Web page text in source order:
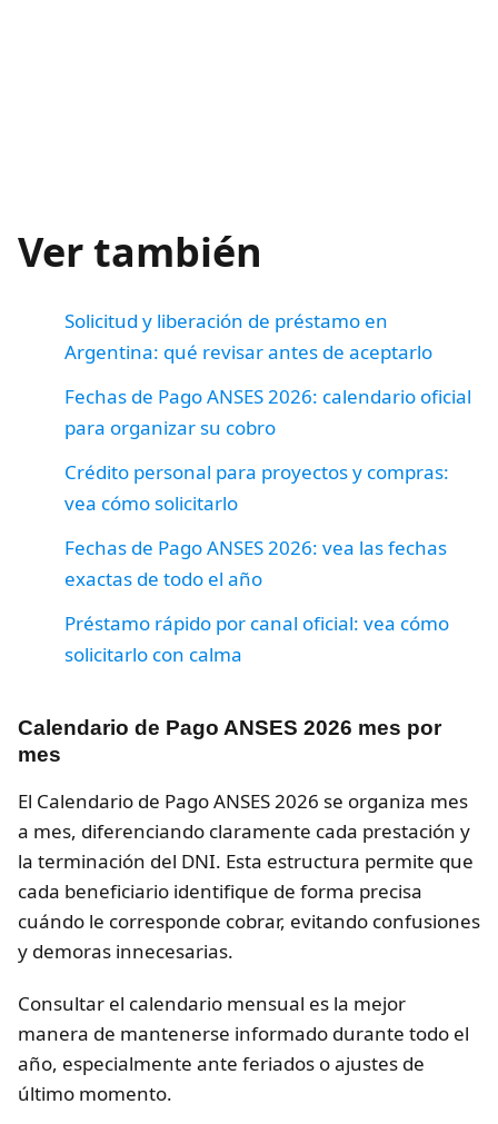
Ver también
Solicitud y liberación de préstamo en
Argentina: qué revisar antes de aceptarlo
Fechas de Pago ANSES 2026: calendario oficial
para organizar su cobro
Crédito personal para proyectos y compras:
vea cómo solicitarlo
Fechas de Pago ANSES 2026: vea las fechas
exactas de todo el año
Préstamo rápido por canal oficial: vea cómo
solicitarlo con calma
Calendario de Pago ANSES 2026 mes por
mes
El Calendario de Pago ANSES 2026 se organiza mes
a mes, diferenciando claramente cada prestación y
la terminación del DNI. Esta estructura permite que
cada beneficiario identifique de forma precisa
cuándo le corresponde cobrar, evitando confusiones
y demoras innecesarias.
Consultar el calendario mensual es la mejor
manera de mantenerse informado durante todo el
año, especialmente ante feriados o ajustes de
último momento.